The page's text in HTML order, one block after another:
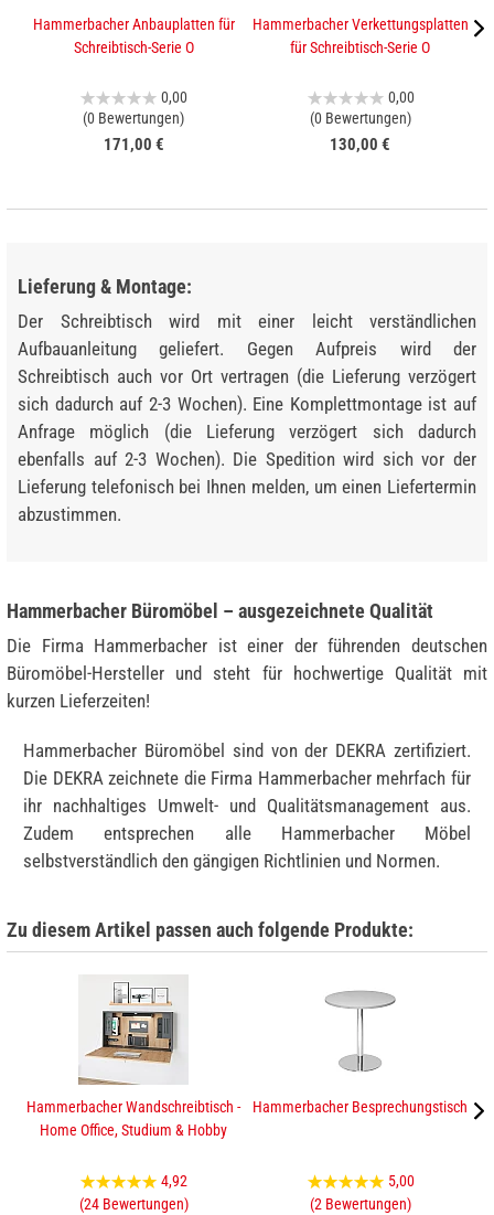
Hammerbacher Anbauplatten für
Schreibtisch-Serie O
0,00
(0 Bewertungen)
171,00 €
Hammerbacher Verkettungsplatten
für Schreibtisch-Serie O
0,00
(0 Bewertungen)
130,00 €
Lieferung & Montage:
Der Schreibtisch wird mit einer leicht verständlichen
Aufbauanleitung geliefert. Gegen Aufpreis wird der
Schreibtisch auch vor Ort vertragen (die Lieferung verzögert
sich dadurch auf 2-3 Wochen). Eine Komplettmontage ist auf
Anfrage möglich (die Lieferung verzögert sich dadurch
ebenfalls auf 2-3 Wochen). Die Spedition wird sich vor der
Lieferung telefonisch bei Ihnen melden, um einen Liefertermin
abzustimmen.
Hammerbacher Büromöbel – ausgezeichnete Qualität
Die Firma Hammerbacher ist einer der führenden deutschen
Büromöbel-Hersteller und steht für hochwertige Qualität mit
kurzen Lieferzeiten!
Hammerbacher Büromöbel sind von der DEKRA zertifiziert.
Die DEKRA zeichnete die Firma Hammerbacher mehrfach für
ihr nachhaltiges Umwelt- und Qualitätsmanagement aus.
Zudem entsprechen alle Hammerbacher Möbel
selbstverständlich den gängigen Richtlinien und Normen.
Zu diesem Artikel passen auch folgende Produkte:
Hammerbacher Wandschreibtisch -
Home Office, Studium & Hobby
4,92
(24 Bewertungen)
Hammerbacher Besprechungstisch
5,00
(2 Bewertungen)